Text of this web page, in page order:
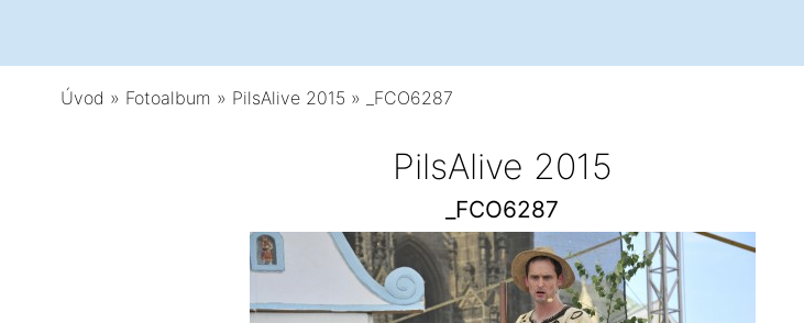
Úvod » Fotoalbum » PilsAlive 2015 » _FCO6287
PilsAlive 2015
_FCO6287